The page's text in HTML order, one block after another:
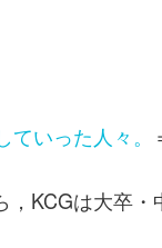
いった人々。
，KCGは大卒